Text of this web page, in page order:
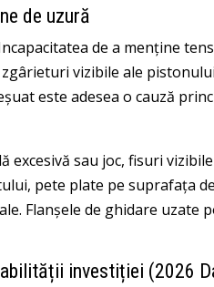
de uzură
de a menține
vizibile ale
este adesea o cauză
excesivă sau joc, fisuri
pete plate pe suprafața
Flanșele de ghidare uzate
investiției (2026